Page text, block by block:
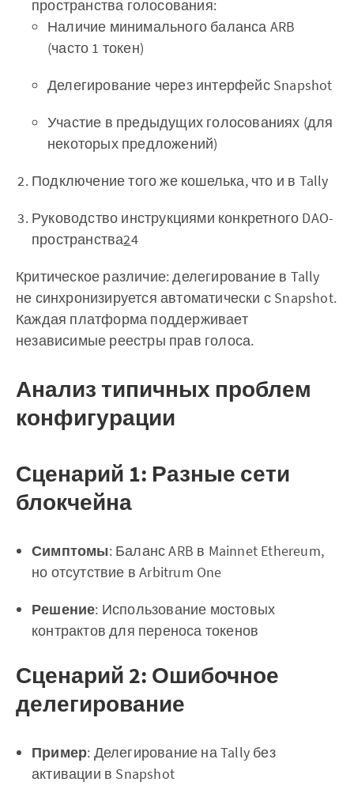
пространства голосования:
Наличие минимального баланса ARB
(часто 1 токен)
Делегирование через интерфейс Snapshot
Участие в предыдущих голосованиях (для
некоторых предложений)
Подключение того же кошелька, что и в Tally
Руководство инструкциями конкретного DAO-
пространства24
Критическое различие: делегирование в Tally
не синхронизируется автоматически с Snapshot.
Каждая платформа поддерживает
независимые реестры прав голоса.
Анализ типичных проблем
конфигурации
Сценарий 1: Разные сети
блокчейна
Симптомы: Баланс ARB в Mainnet Ethereum,
но отсутствие в Arbitrum One
Решение: Использование мостовых
контрактов для переноса токенов
Сценарий 2: Ошибочное
делегирование
Пример: Делегирование на Tally без
активации в Snapshot